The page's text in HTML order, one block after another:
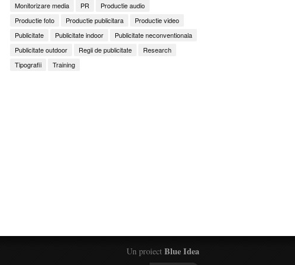
Monitorizare media
PR
Productie audio
Productie foto
Productie publicitara
Productie video
Publicitate
Publicitate indoor
Publicitate neconventionala
Publicitate outdoor
Regii de publicitate
Research
Tipografii
Training
Un proiect Blue Idea